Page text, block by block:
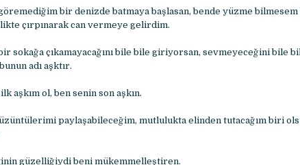
bir denizde batmaya başlasan, bende yüzme
çırpınarak can vermeye gelirdim.
sokağa çıkamayacağını bile bile giriyorsan, sevmeyeceğini bile
adı aşktır.
aşkım ol, ben senin son aşkın.
paylaşabileceğim, mutlulukta elinden tutacağım biri
güzelliğiydi beni mükemmelleştiren.